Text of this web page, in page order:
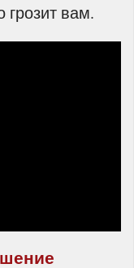
грозит вам.